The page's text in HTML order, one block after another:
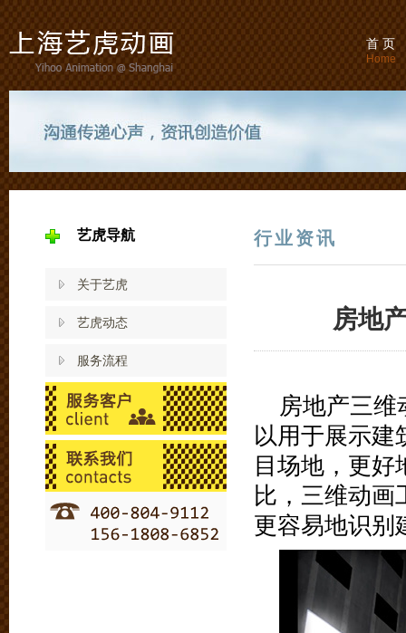
首 页
Home
艺虎导航
关于艺虎
艺虎动态
服务流程
行业资讯
房地
房地产三
以用于展示建
目场地，更
比，三维动画
更容易地识别